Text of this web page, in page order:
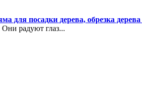
для посадки дерева, обрезка
радуют глаз...